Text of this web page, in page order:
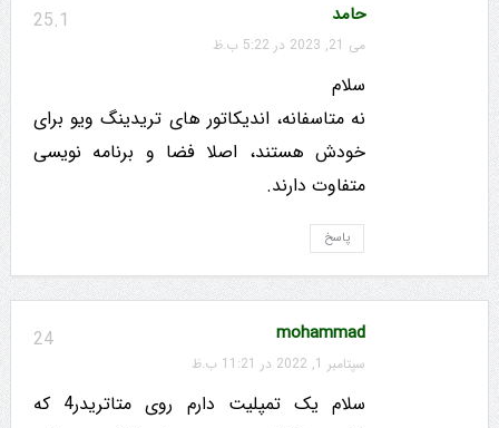
25.1 حامد
می 21, 2023 در 5:22 ب.ظ
سلام
نه متاسفانه، اندیکاتور های تریدینگ ویو برای
خودش هستند، اصلا فضا و برنامه نویسی
متفاوت دارند.
پاسخ
24 mohammad
سپتامبر 1, 2022 در 11:21 ب.ظ
سلام یک تمپلیت دارم روی متاتریدر4 که